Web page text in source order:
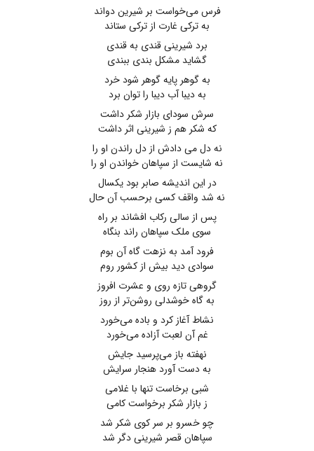
فرس می‌خواست بر شیرین دواند
به ترکی غارت از ترکی ستاند
برد شیرینی قندی به قندی
گشاید مشکل بندی ببندی
به گوهر پایه گوهر شود خرد
به دیبا آب دیبا را توان برد
سرش سودای بازار شکر داشت
که شکر هم ز شیرینی اثر داشت
نه دل می دادش از دل راندن او را
نه شایست از سپاهان خواندن او را
در این اندیشه صابر بود یکسال
نه شد واقف کسی برحسب آن حال
پس از سالی رکاب افشاند بر راه
سوی ملک سپاهان راند بنگاه
فرود آمد به نزهت گاه آن بوم
سوادی دید بیش از کشور روم
گروهی تازه روی و عشرت افروز
به گاه خوشدلی روشن‌تر از روز
نشاط آغاز کرد و باده می‌خورد
غم آن لعبت آزاده می‌خورد
نهفته باز می‌پرسید جایش
به دست آورد هنجار سرایش
شبی برخاست تنها با غلامی
ز بازار شکر برخواست کامی
چو خسرو بر سر کوی شکر شد
سپاهان قصر شیرینی دگر شد